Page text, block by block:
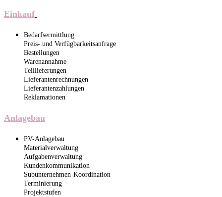
Einkauf
Bedarfsermittlung
Preis- und Verfügbarkeitsanfrage
Bestellungen
Warenannahme
Teillieferungen
Lieferantenrechnungen
Lieferantenzahlungen
Reklamationen
Anlagebau
PV-Anlagebau
Materialverwaltung
Aufgabenverwaltung
Kundenkommunikation
Subunternehmen-Koordination
Terminierung
Projektstufen